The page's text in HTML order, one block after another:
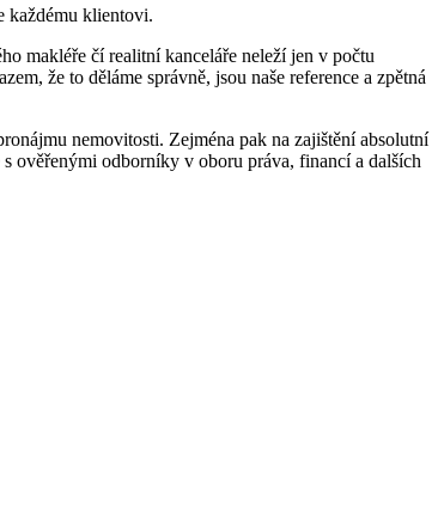
každému klientovi.
makléře čí realitní kanceláře neleží jen v počtu
že to děláme správně, jsou naše reference a zpětná
nemovitosti. Zejména pak na zajištění absolutní
ověřenými odborníky v oboru práva, financí a dalších